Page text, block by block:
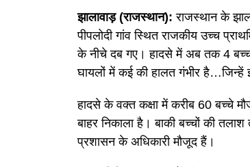
परीक्षा का नाम
आयोजक संस्था
कुल रिक्तियां
एडमिट कार्ड जारी होने की तिथि
परीक्षा की तिथियाँ
परीक्षा मोड
आधिकारिक वेबसाइट
झालावाड़ (राजस्थान):राजस्थान के
पीपलोदी गांव स्थित राजकीय उच्च
के नीचे दब गए। हादसे में अब तक 4
घायलों में कई की हालत गंभीर है…जिन्हें
हादसे के वक्त कक्षा में करीब 60 बच्चे
बाहर निकाला है। बाकी बच्चों की
प्रशासन के अधिकारी मौजूद हैं।